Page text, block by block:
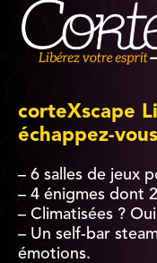
corteXscape
échappez-
– 6 salles de jeux
– 4 énigmes dont
– Climatisées ?
– Un self-bar
émotions.